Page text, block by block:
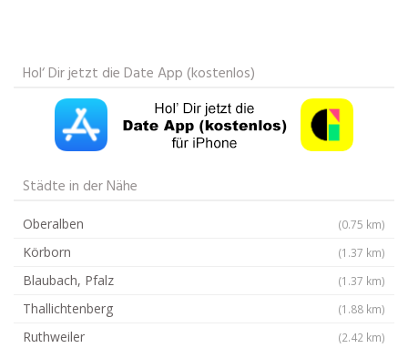
Hol‘ Dir jetzt die Date App (kostenlos)
Städte in der Nähe
Oberalben (0.75 km)
Körborn (1.37 km)
Blaubach, Pfalz (1.37 km)
Thallichtenberg (1.88 km)
Ruthweiler (2.42 km)